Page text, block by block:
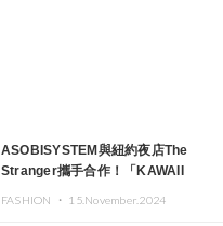
ASOBISYSTEM與紐約夜店The
Stranger攜手合作！「KAWAII
FASHION ・ 15.November.2024